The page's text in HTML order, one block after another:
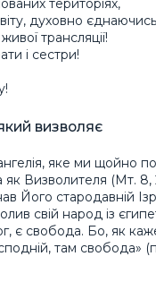
територіях,
духовно
трансляції!
і сестри!
визволяє
яке ми щойно
як Визволителя (Мт. 8,
Його стародавній
свій народ із
є свобода. Бо, як
там свобода»